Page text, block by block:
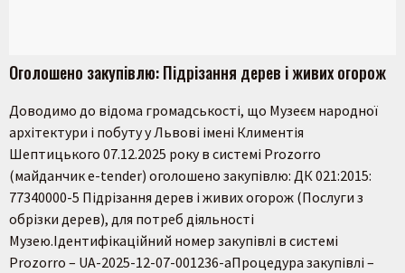
Оголошено закупівлю: Підрізання дерев і живих огорож
Доводимо до відома громадськості, що Музеєм народної
архітектури і побуту у Львові імені Климентія
Шептицького 07.12.2025 року в системі Prozorro
(майданчик e-tender) оголошено закупівлю: ДК 021:2015:
77340000-5 Підрізання дерев і живих огорож (Послуги з
обрізки дерев), для потреб діяльності
Музею.Ідентифікаційний номер закупівлі в системі
Prozorro – UA-2025-12-07-001236-aПроцедура закупівлі –